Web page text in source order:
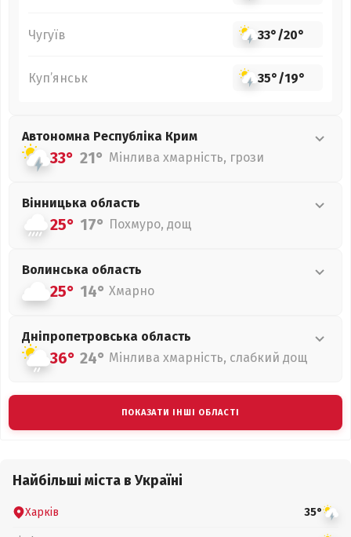
Чугуїв 33°/20°
Куп’янськ 35°/19°
Автономна Республіка Крим
33° 21° Мінлива хмарність, грози
Вінницька область
25° 17° Похмуро, дощ
Волинська область
25° 14° Хмарно
Дніпропетровська область
36° 24° Мінлива хмарність, слабкий дощ
ПОКАЗАТИ ІНШІ ОБЛАСТІ
Найбільші міста в Україні
Харків 35°